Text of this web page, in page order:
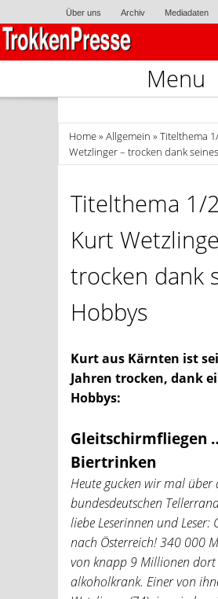
Über uns Archiv Mediadaten
Menu
Home» Allgemein » Titelthema
Wetzlinger – trocken dank
Titelthema 1/
Kurt
trocken dank
Hobbys
Kurt aus Kärnten ist
Jahren trocken, dank
Hobbys:
Gleitschirmfliegen
Biertrinken
Heute gucken wir mal über
bundesdeutschen
liebe Leserinnen und Leser:
nach Österreich! 340 000
von knapp 9 Millionen dort
alkoholkrank. Einer von